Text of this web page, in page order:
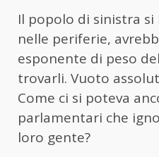
Il popolo di sinistra
nelle periferie,
esponente di peso
trovarli. Vuoto
Come ci si poteva
parlamentari che
loro gente?